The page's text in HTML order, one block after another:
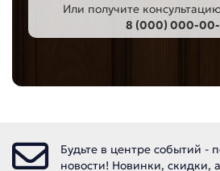
Или получите
8 (000) 000-
Будьте в центре событий -
новости! Новинки, скидки,